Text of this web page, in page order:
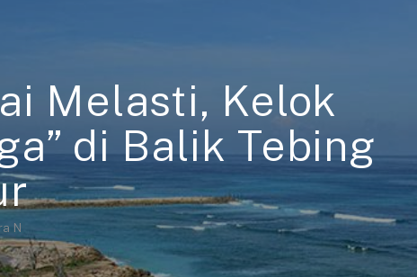
Melasti, Kelok
di Balik Tebing
N